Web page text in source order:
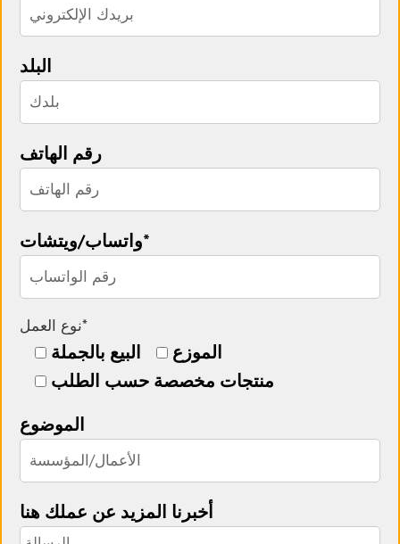
البلد
رقم الهاتف
واتساب/ويتشات*
نوع العمل*
البيع بالجملة
الموزع
منتجات مخصصة حسب الطلب
الموضوع
أخبرنا المزيد عن عملك هنا